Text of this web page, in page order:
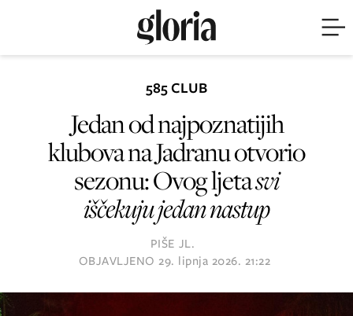
585 CLUB
Jedan od najpoznatijih
klubova na Jadranu otvorio
sezonu: Ovog ljetasvi
iščekuju jedan nastup
PIŠE JL.
OBJAVLJENO29. lipnja 2026. 21:22